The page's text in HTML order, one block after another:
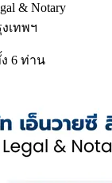
& Notary
เทพฯ
6 ท่าน